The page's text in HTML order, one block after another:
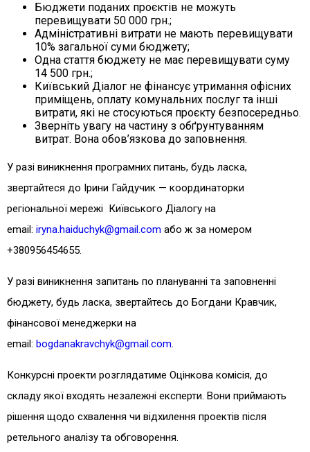
Бюджети поданих проєктів не можуть
перевищувати 50 000 грн.;
Адміністративні витрати не мають перевищувати
10% загальної суми бюджету;
Одна стаття бюджету не має перевищувати суму
14 500 грн.;
Київський Діалог не фінансує утримання офісних
приміщень, оплату комунальних послуг та інші
витрати, які не стосуються проєкту безпосередньо.
Зверніть увагу на частину з обґрунтуванням
витрат. Вона обов’язкова до заповнення.
У разі виникнення програмних питань, будь ласка,
звертайтеся до Ірини Гайдучик — координаторки
регіональної мережі Київського Діалогу на
email: iryna.haiduchyk@gmail.com або ж за номером
+380956454655.
У разі виникнення запитань по плануванні та заповненні
бюджету, будь ласка, звертайтесь до Богдани Кравчик,
фінансової менеджерки на
email: bogdanakravchyk@gmail.com.
Конкурсні проекти розглядатиме Оцінкова комісія, до
складу якої входять незалежні експерти. Вони приймають
рішення щодо схвалення чи відхилення проектів після
ретельного аналізу та обговорення.